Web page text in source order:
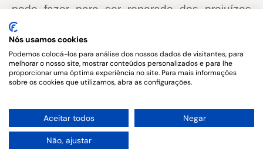
pode fazer para ser reparado dos prejuízos
sofridos?
Nós usamos cookies
Podemos colocá-los para análise dos nossos dados de visitantes, para
melhorar o nosso site, mostrar conteúdos personalizados e para lhe
proporcionar uma óptima experiência no site. Para mais informações
sobre os cookies que utilizamos, abra as configurações.
Aceitar todos Negar
Não, ajustar